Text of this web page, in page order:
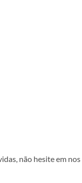
não hesite em